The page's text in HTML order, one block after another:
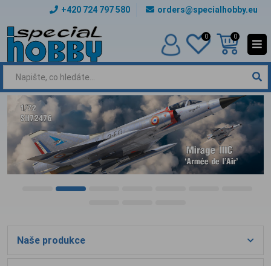
orders@specialhobby.eu
+420 724 797 580
0 0
Naše produkce